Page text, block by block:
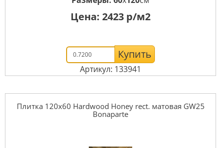
Цена: 2423 р/м2
Купить
Артикул: 133941
Плитка 120x60 Hardwood Honey rect. матовая GW25
Bonaparte